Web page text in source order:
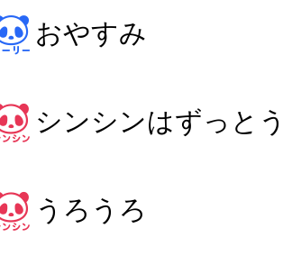
おやすみ
シンシンはずっと
うろうろ